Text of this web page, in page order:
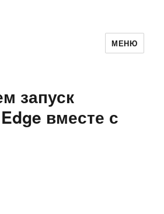
МЕНЮ
запуск
вместе с